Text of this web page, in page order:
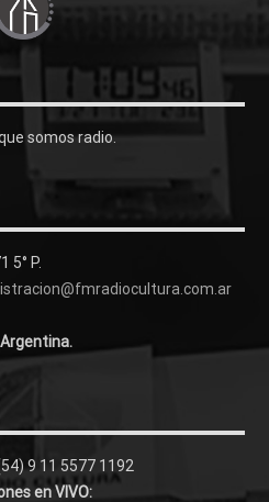
somos radio.
5° P.
9 11 5577 1192
en VIVO: